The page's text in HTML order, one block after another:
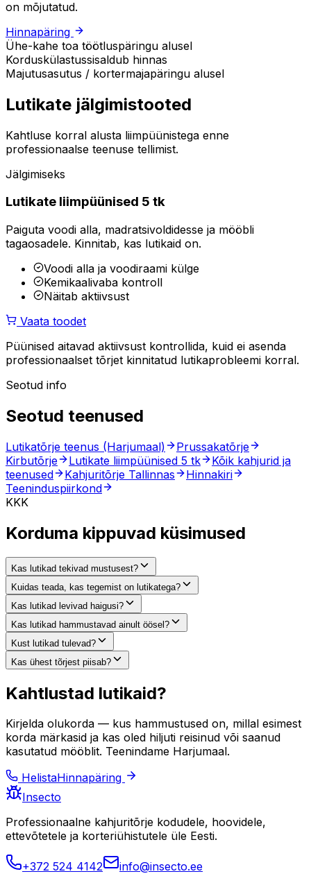
on mõjutatud.
Hinnapäring
Ühe-kahe toa töötluspäringu alusel
Korduskülastussisaldub hinnas
Majutusasutus / kortermajapäringu alusel
Lutikate jälgimistooted
Kahtluse korral alusta liimpüünistega enne
professionaalse teenuse tellimist.
Jälgimiseks
Lutikate liimpüünised 5 tk
Paiguta voodi alla, madratsivoldidesse ja mööbli
tagaosadele. Kinnitab, kas lutikaid on.
Voodi alla ja voodiraami külge
Kemikaalivaba kontroll
Näitab aktiivsust
Vaata toodet
Püünised aitavad aktiivsust kontrollida, kuid ei asenda
professionaalset tõrjet kinnitatud lutikaprobleemi korral.
Seotud info
Seotud teenused
Lutikatõrje teenus (Harjumaal)
Prussakatõrje
Kirbutõrje
Lutikate liimpüünised 5 tk
Kõik kahjurid ja
teenused
Kahjuritõrje Tallinnas
Hinnakiri
Teeninduspiirkond
KKK
Korduma kippuvad küsimused
Kas lutikad tekivad mustusest?
Kuidas teada, kas tegemist on lutikatega?
Kas lutikad levivad haigusi?
Kas lutikad hammustavad ainult öösel?
Kust lutikad tulevad?
Kas ühest tõrjest piisab?
Kahtlustad lutikaid?
Kirjelda olukorda — kus hammustused on, millal esimest
korda märkasid ja kas oled hiljuti reisinud või saanud
kasutatud mööblit. Teenindame Harjumaal.
HelistaHinnapäring
Insecto
Professionaalne kahjuritõrje kodudele, hoovidele,
ettevõtetele ja korteriühistutele üle Eesti.
+372 524 4142 info@insecto.ee